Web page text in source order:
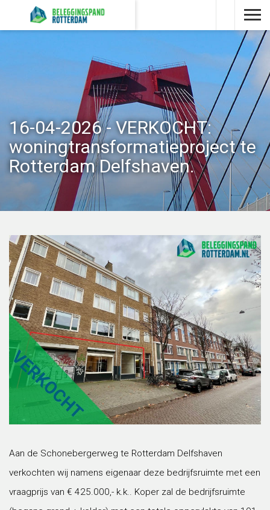
16-04-2026 - VERKOCHT:
woningtransformatieproject te
Rotterdam Delfshaven.
Aan de Schonebergerweg te Rotterdam Delfshaven
verkochten wij namens eigenaar deze bedrijfsruimte met een
vraagprijs van € 425.000,- k.k.. Koper zal de bedrijfsruimte